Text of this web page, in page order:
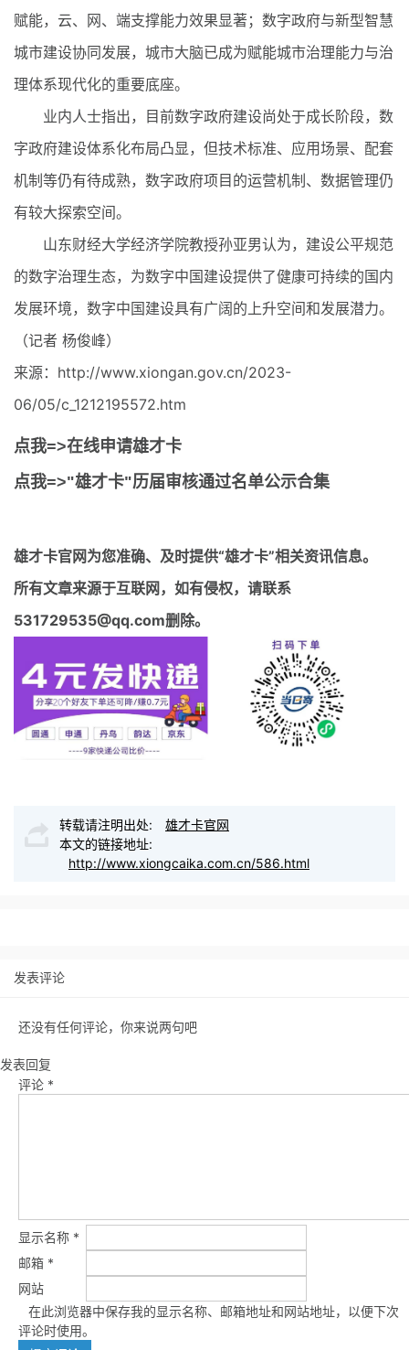
赋能，云、网、端支撑能力效果显著；数字政府与新型智慧
城市建设协同发展，城市大脑已成为赋能城市治理能力与治
理体系现代化的重要底座。
业内人士指出，目前数字政府建设尚处于成长阶段，数
字政府建设体系化布局凸显，但技术标准、应用场景、配套
机制等仍有待成熟，数字政府项目的运营机制、数据管理仍
有较大探索空间。
山东财经大学经济学院教授孙亚男认为，建设公平规范
的数字治理生态，为数字中国建设提供了健康可持续的国内
发展环境，数字中国建设具有广阔的上升空间和发展潜力。
（记者 杨俊峰）
来源：http://www.xiongan.gov.cn/2023-
06/05/c_1212195572.htm
点我=>在线申请雄才卡
点我=>"雄才卡"历届审核通过名单公示合集
雄才卡官网为您准确、及时提供“雄才卡”相关资讯信息。
所有文章来源于互联网，如有侵权，请联系
531729535@qq.com删除。
转载请注明出处:
雄才卡官网
本文的链接地址:
http://www.xiongcaika.com.cn/586.html
发表评论
还没有任何评论，你来说两句吧
发表回复
评论 *
显示名称 *
邮箱 *
网站
在此浏览器中保存我的显示名称、邮箱地址和网站地址，以便下次
评论时使用。